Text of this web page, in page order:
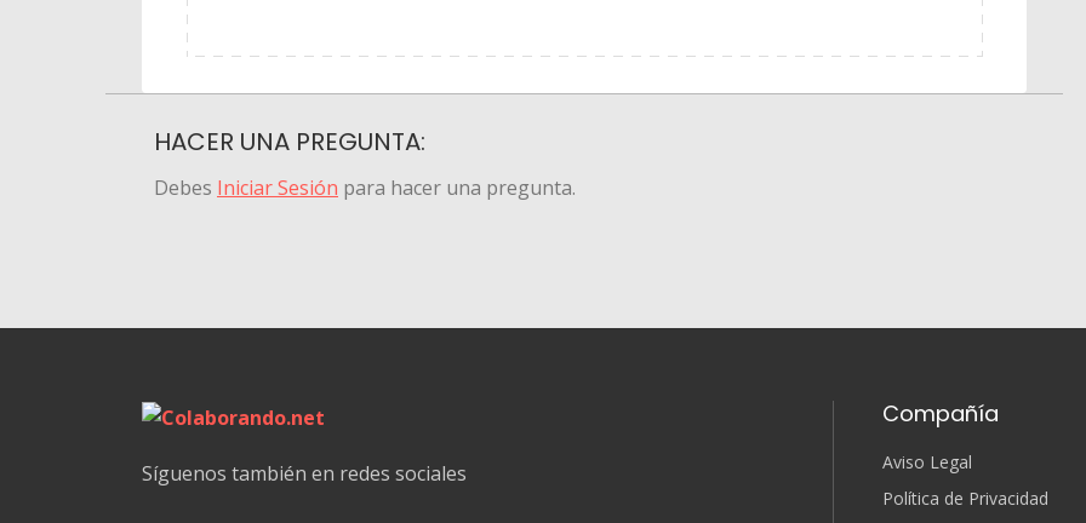
HACER UNA PREGUNTA:
Debes Iniciar Sesión para hacer una pregunta.
Síguenos también en redes sociales
Compañía
Aviso Legal
Política de Privacidad